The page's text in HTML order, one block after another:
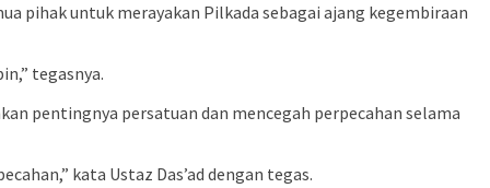
pihak untuk merayakan Pilkada sebagai ajang kegembiraan
tegasnya.
pentingnya persatuan dan mencegah perpecahan selama
kata Ustaz Das’ad dengan tegas.